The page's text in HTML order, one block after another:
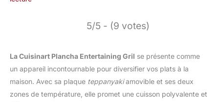
5/5 - (9 votes)
La Cuisinart Plancha Entertaining Gril se présente comme
un appareil incontournable pour diversifier vos plats à la
maison. Avec sa plaque teppanyakiamovible et ses deux
zones de température, elle promet une cuisson polyvalente et